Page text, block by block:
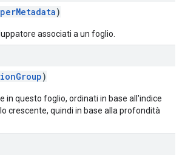
)
associati a un foglio.
)
in questo foglio, ordinati in base all'indice
crescente, quindi in base alla profondità